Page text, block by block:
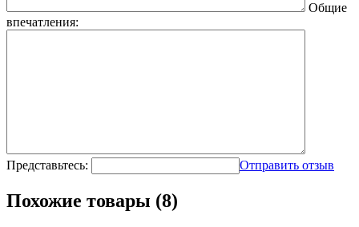
Общие
впечатления:
Представьтесь: Отправить отзыв
Похожие товары (8)